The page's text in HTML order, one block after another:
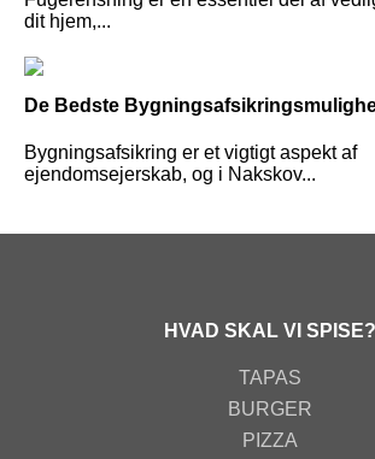
dit hjem,...
De Bedste
Bygningsafsikring er et vigtigt aspekt af
ejendomsejerskab, og i Nakskov...
HVAD SKAL VI SPISE?
TAPAS
BURGER
PIZZA